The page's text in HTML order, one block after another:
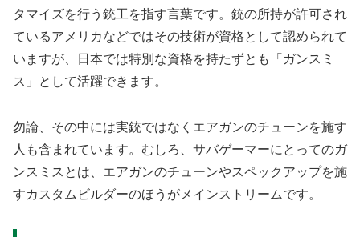
タマイズを行う銃工を指す言葉です。銃の所持が許可され
ているアメリカなどではその技術が資格として認められて
いますが、日本では特別な資格を持たずとも「ガンスミ
ス」として活躍できます。
勿論、その中には実銃ではなくエアガンのチューンを施す
人も含まれています。むしろ、サバゲーマーにとってのガ
ンスミスとは、エアガンのチューンやスペックアップを施
すカスタムビルダーのほうがメインストリームです。